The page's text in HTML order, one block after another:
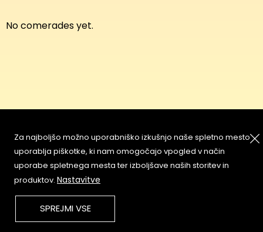
No comerades yet.
Contact
Partners & Supporters
Terms & Conditions of
Service
Memefest Website Archive
Za najboljšo možno uporabniško izkušnjo naše spletno mesto
uporablja piškotke, ki nam omogočajo vpogled v način
uporabe spletnega mesta ter izboljšave naših storitev in
produktov. Nastavitve
SPREJMI VSE